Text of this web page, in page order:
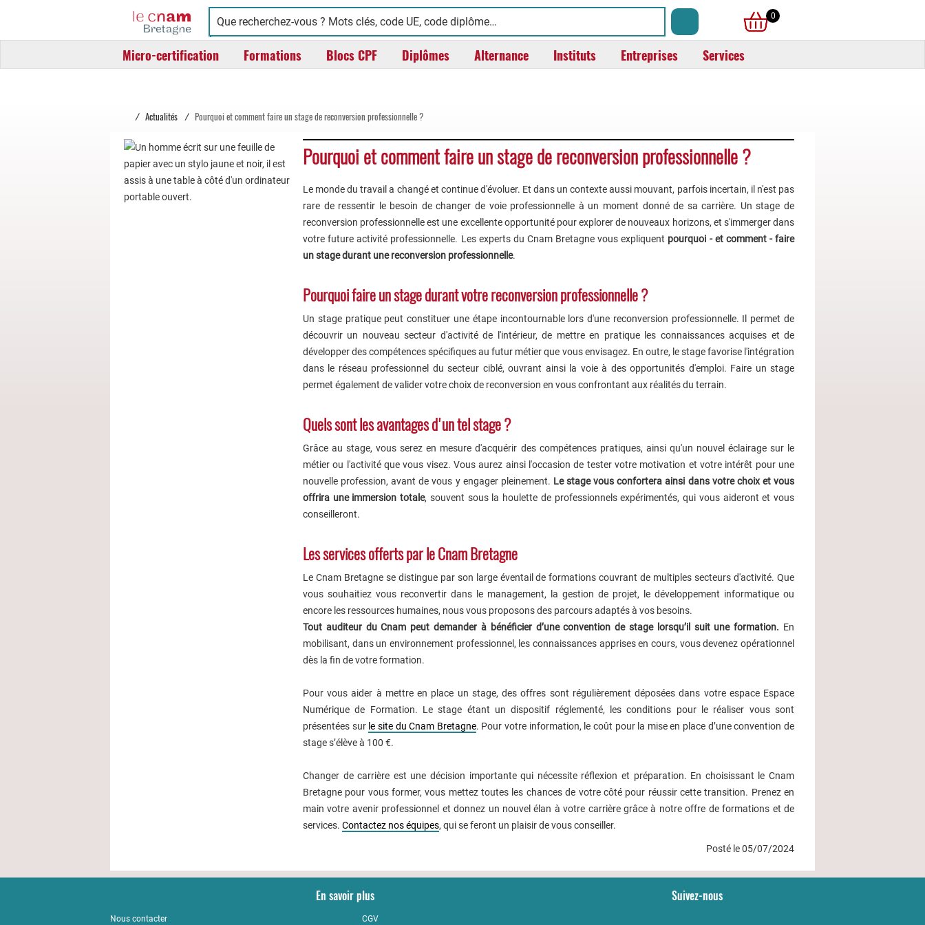
Cnam
Bretagne
Conservatoire
national
des
arts
0
Micro-certification Formations Blocs CPF Diplômes Alternance Instituts Entreprises Services
/ Actualités / Pourquoi et comment faire un stage de reconversion professionnelle ?
Pourquoi et comment faire un stage de reconversion professionnelle ?
Le monde du travail a changé et continue d'évoluer. Et dans un contexte aussi mouvant, parfois incertain, il n'est pas
rare de ressentir le besoin de changer de voie professionnelle à un moment donné de sa carrière. Un stage de
reconversion professionnelle est une excellente opportunité pour explorer de nouveaux horizons, et s'immerger dans
votre future activité professionnelle. Les experts du Cnam Bretagne vous expliquent pourquoi - et comment - faire
un stage durant une reconversion professionnelle.
Pourquoi faire un stage durant votre reconversion professionnelle ?
Un stage pratique peut constituer une étape incontournable lors d'une reconversion professionnelle. Il permet de
découvrir un nouveau secteur d'activité de l'intérieur, de mettre en pratique les connaissances acquises et de
développer des compétences spécifiques au futur métier que vous envisagez. En outre, le stage favorise l'intégration
dans le réseau professionnel du secteur ciblé, ouvrant ainsi la voie à des opportunités d'emploi. Faire un stage
permet également de valider votre choix de reconversion en vous confrontant aux réalités du terrain.
Quels sont les avantages d'un tel stage ?
Grâce au stage, vous serez en mesure d'acquérir des compétences pratiques, ainsi qu'un nouvel éclairage sur le
métier ou l'activité que vous visez. Vous aurez ainsi l'occasion de tester votre motivation et votre intérêt pour une
nouvelle profession, avant de vous y engager pleinement. Le stage vous confortera ainsi dans votre choix et vous
offrira une immersion totale, souvent sous la houlette de professionnels expérimentés, qui vous aideront et vous
conseilleront.
Les services offerts par le Cnam Bretagne
Le Cnam Bretagne se distingue par son large éventail de formations couvrant de multiples secteurs d'activité. Que
vous souhaitiez vous reconvertir dans le management, la gestion de projet, le développement informatique ou
encore les ressources humaines, nous vous proposons des parcours adaptés à vos besoins.
Tout auditeur du Cnam peut demander à bénéficier d’une convention de stage lorsqu’il suit une formation. En
mobilisant, dans un environnement professionnel, les connaissances apprises en cours, vous devenez opérationnel
dès la fin de votre formation.
Pour vous aider à mettre en place un stage, des offres sont régulièrement déposées dans votre espace Espace
Numérique de Formation. Le stage étant un dispositif réglementé, les conditions pour le réaliser vous sont
présentées sur le site du Cnam Bretagne. Pour votre information, le coût pour la mise en place d’une convention de
stage s’élève à 100 €.
Changer de carrière est une décision importante qui nécessite réflexion et préparation. En choisissant le Cnam
Bretagne pour vous former, vous mettez toutes les chances de votre côté pour réussir cette transition. Prenez en
main votre avenir professionnel et donnez un nouvel élan à votre carrière grâce à notre offre de formations et de
services. Contactez nos équipes, qui se feront un plaisir de vous conseiller.
Posté le 05/07/2024
En savoir plus
Nous contacter CGV
Suivez-nous